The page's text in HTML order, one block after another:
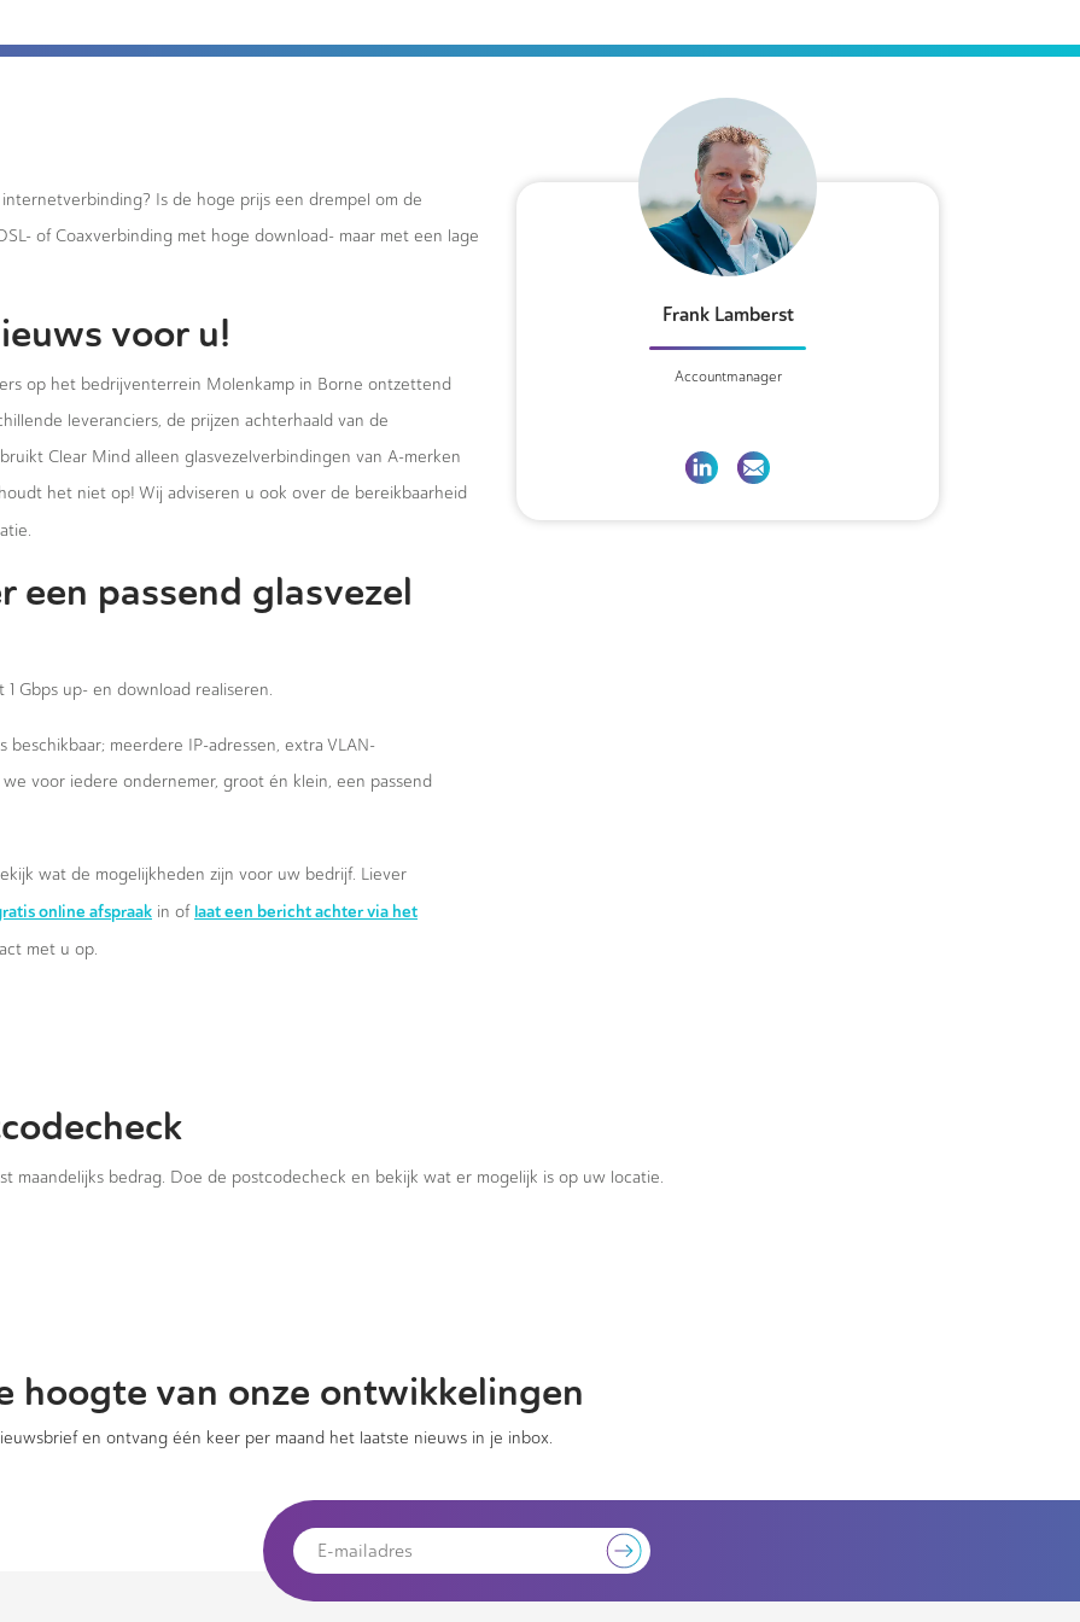
Is de hoge prijs een drempel om de
of Coaxverbinding met hoge download- maar met een lage
voor u!
op het bedrijventerrein Molenkamp in Borne ontzettend
leveranciers, de prijzen achterhaald van de
Clear Mind alleen glasvezelverbindingen van A-merken
het niet op! Wij adviseren u ook over de bereikbaarheid
een passend glasvezel
Gbps up- en download realiseren.
meerdere IP-adressen, extra VLAN-
voor iedere ondernemer, groot én klein, een passend
wat de mogelijkheden zijn voor uw bedrijf. Liever
online afspraak in of laat een bericht achter via het
met u op.
Frank Lamberst
Accountmanager
maandelijks bedrag. Doe de postcodecheck en bekijk wat er mogelijk is op uw locatie.
hoogte van onze ontwikkelingen
en ontvang één keer per maand het laatste nieuws in je inbox.